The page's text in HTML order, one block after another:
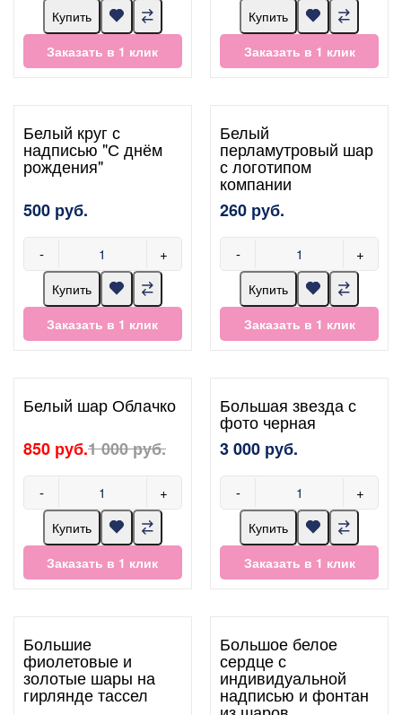
Купить
Заказать в 1 клик
Купить
Заказать в 1 клик
Белый круг с
надписью "С днём
рождения"
500 руб.
- +
Купить
Заказать в 1 клик
Белый
перламутровый шар
с логотипом
компании
260 руб.
- +
Купить
Заказать в 1 клик
Белый шар Облачко
850 руб.1 000 руб.
- +
Купить
Заказать в 1 клик
Большая звезда с
фото черная
3 000 руб.
- +
Купить
Заказать в 1 клик
Большие
фиолетовые и
золотые шары на
гирлянде тассел
Большое белое
сердце с
индивидуальной
надписью и фонтан